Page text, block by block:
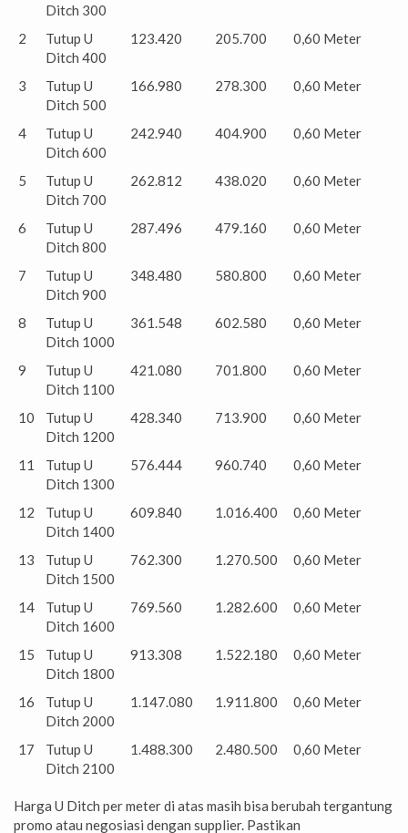
Ditch 300
2
Tutup U
Ditch 400
123.420 205.700 0,60 Meter
3
Tutup U
Ditch 500
166.980 278.300 0,60 Meter
4
Tutup U
Ditch 600
242.940 404.900 0,60 Meter
5
Tutup U
Ditch 700
262.812 438.020 0,60 Meter
6
Tutup U
Ditch 800
287.496 479.160 0,60 Meter
7
Tutup U
Ditch 900
348.480 580.800 0,60 Meter
8
Tutup U
Ditch 1000
361.548 602.580 0,60 Meter
9
Tutup U
Ditch 1100
421.080 701.800 0,60 Meter
10
Tutup U
Ditch 1200
428.340 713.900 0,60 Meter
11
Tutup U
Ditch 1300
576.444 960.740 0,60 Meter
12
Tutup U
Ditch 1400
609.840 1.016.400 0,60 Meter
13
Tutup U
Ditch 1500
762.300 1.270.500 0,60 Meter
14
Tutup U
Ditch 1600
769.560 1.282.600 0,60 Meter
15
Tutup U
Ditch 1800
913.308 1.522.180 0,60 Meter
16
Tutup U
Ditch 2000
1.147.080 1.911.800 0,60 Meter
17
Tutup U
Ditch 2100
1.488.300 2.480.500 0,60 Meter
Harga U Ditch per meter di atas masih bisa berubah tergantung
promo atau negosiasi dengan supplier. Pastikan